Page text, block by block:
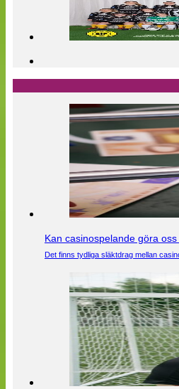
Kan casinospelande göra
Det finns tydliga släktdrag mellan